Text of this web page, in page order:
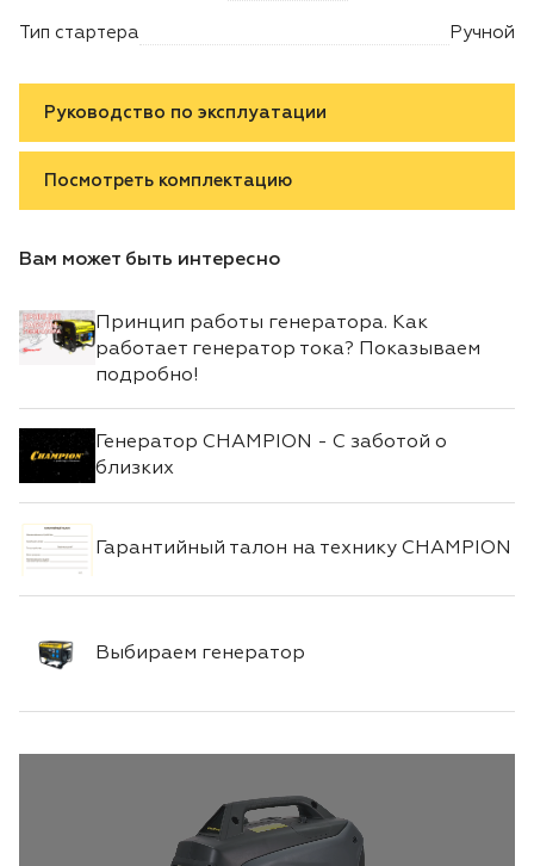
Тип стартера Ручной
Руководство по эксплуатации
Посмотреть комплектацию
Вам может быть интересно
Принцип работы генератора. Как
работает генератор тока? Показываем
подробно!
Генератор CHAMPION - С заботой о
близких
Гарантийный талон на технику CHAMPION
Выбираем генератор